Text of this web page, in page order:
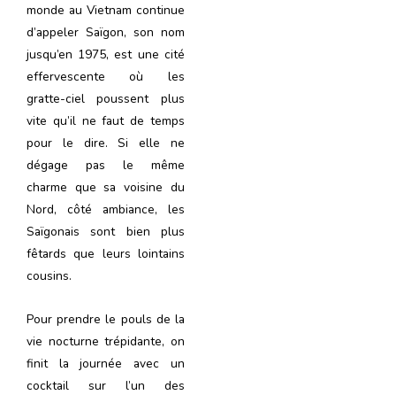
monde au Vietnam continue
d’appeler Saïgon, son nom
jusqu’en 1975, est une cité
effervescente où les
gratte-ciel poussent plus
vite qu’il ne faut de temps
pour le dire. Si elle ne
dégage pas le même
charme que sa voisine du
Nord, côté ambiance, les
Saïgonais sont bien plus
fêtards que leurs lointains
cousins.
Pour prendre le pouls de la
vie nocturne trépidante, on
finit la journée avec un
cocktail sur l’un des